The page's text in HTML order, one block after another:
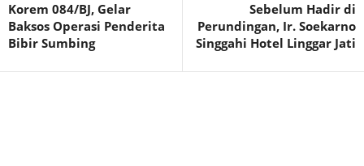
Korem 084/BJ, Gelar
Baksos Operasi Penderita
Bibir Sumbing
Sebelum Hadir di
Perundingan, Ir. Soekarno
Singgahi Hotel Linggar Jati